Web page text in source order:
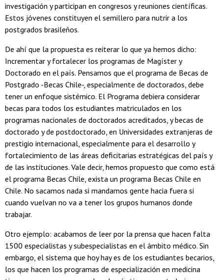
investigación y participan en congresos y reuniones científicas.
Estos jóvenes constituyen el semillero para nutrir a los
postgrados brasileños.
De ahí que la propuesta es reiterar lo que ya hemos dicho:
Incrementar y fortalecer los programas de Magíster y
Doctorado en el país. Pensamos que el programa de Becas de
Postgrado -Becas Chile-, especialmente de doctorados, debe
tener un enfoque sistémico. El Programa debiera considerar
becas para todos los estudiantes matriculados en los
programas nacionales de doctorados acreditados, y becas de
doctorado y de postdoctorado, en Universidades extranjeras de
prestigio internacional, especialmente para el desarrollo y
fortalecimiento de las áreas deficitarias estratégicas del país y
de las instituciones. Vale decir, hemos propuesto que como está
el programa Becas Chile, exista un programa Becas Chile en
Chile. No sacamos nada si mandamos gente hacia fuera si
cuando vuelvan no va a tener los grupos humanos donde
trabajar.
Otro ejemplo: acabamos de leer por la prensa que hacen falta
1500 especialistas y subespecialistas en el ámbito médico. Sin
embargo, el sistema que hoy hay es de los estudiantes becarios,
los que hacen los programas de especialización en medicina